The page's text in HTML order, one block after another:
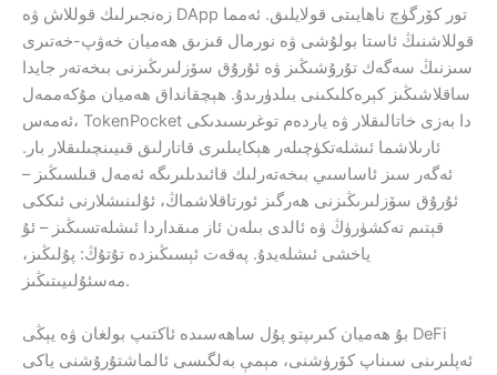
زەنجىرلىك قوللاش ۋە DApp تور كۆرگۈچ ناھايىتى قولايلىق. ئەمما
قوللاشنىڭ ئاستا بولۇشى ۋە نورمال قىزىق ھەميان خەۋپ-خەتىرى
سىزنىڭ سەگەك تۇرۇشىڭىز ۋە ئۇرۇق سۆزلىرىڭىزنى بىخەتەر جايدا
ساقلاشىڭىز كېرەكلىكىنى بىلدۈرىدۇ. ھېچقانداق ھەميان مۇكەممەل
ئەمەس، TokenPocket دا بەزى خاتالىقلار ۋە ياردەم توغرىسىدىكى
ئارىلاشما ئىشلەتكۈچىلەر ھېكايىلىرى قاتارلىق قىيىنچىلىقلار بار.
ئەگەر سىز ئاساسىي بىخەتەرلىك قائىدىلىرىگە ئەمەل قىلسىڭىز –
ئۇرۇق سۆزلىرىڭىزنى ھەرگىز ئورتاقلاشماڭ، ئۇلىنىشلارنى ئىككى
قېتىم تەكشۈرۈڭ ۋە ئالدى بىلەن ئاز مىقداردا ئىشلەتسىڭىز – ئۇ
ياخشى ئىشلەيدۇ. پەقەت ئېسىڭىزدە تۇتۇڭ: پۇلىڭىز،
مەسئۇلىيىتىڭىز.
بۇ ھەميان كىرىپتو پۇل ساھەسىدە ئاكتىپ بولغان ۋە يېڭى DeFi
ئەپلىرىنى سىناپ كۆرۈشنى، مېمې بەلگىسى ئالماشتۇرۇشنى ياكى